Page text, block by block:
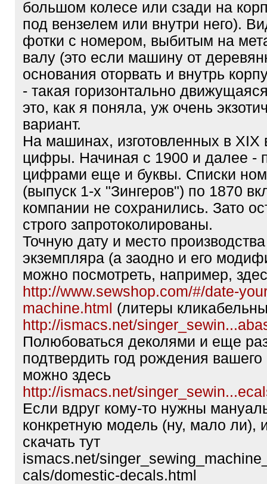
большом колесе или сзади на
под вензелем или внутри него).
фотки с номером, выбитым на
валу (это если машину от
основания оторвать и внутрь
- такая горизонтально
это, как я поняла, уж очень
вариант.
На машинах, изготовленных в XIX
цифры. Начиная с 1900 и далее -
цифрами еще и буквы. Списки
(выпуск 1-х "Зингеров") по 1870
компании не сохранились. Зато
строго запротоколированы.
Точную дату и место производства
экземпляра (а заодно и его
можно посмотреть, например,
http://www.sewshop.com/#/date-
machine.html (литеры
http://ismacs.net/
Полюбоваться деколями и еще
подтвердить год рождения вашего
можно здесь
http://ismacs.net/
Если вдруг кому-то нужны
конкретную модель (ну, мало ли),
скачать тут
ismacs.net/
cals/domestic-decals.html